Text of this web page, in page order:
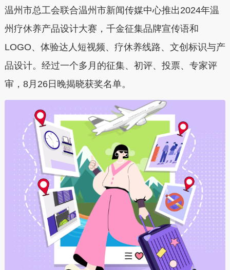
温州市总工会联合温州市新闻传媒中心推出2024年温
州疗休养产品设计大赛，千金征集品牌宣传语和
LOGO、体验达人短视频、疗休养线路、文创标识与产
品设计。经过一个多月的征集、初评、投票、专家评
审，8月26日晚揭晓获奖名单。